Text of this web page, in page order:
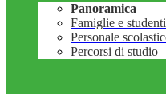
Panoramica
Famiglie e studenti
Personale
Percorsi di studio